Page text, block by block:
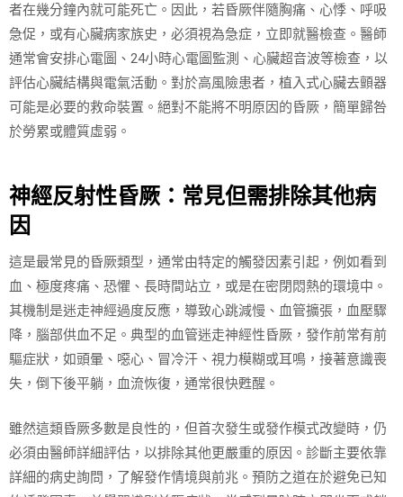
者在幾分鐘內就可能死亡。因此，若昏厥伴隨胸痛、心悸、呼吸
急促，或有心臟病家族史，必須視為急症，立即就醫檢查。醫師
通常會安排心電圖、24小時心電圖監測、心臟超音波等檢查，以
評估心臟結構與電氣活動。對於高風險患者，植入式心臟去顫器
可能是必要的救命裝置。絕對不能將不明原因的昏厥，簡單歸咎
於勞累或體質虛弱。
神經反射性昏厥：常見但需排除其他病
因
這是最常見的昏厥類型，通常由特定的觸發因素引起，例如看到
血、極度疼痛、恐懼、長時間站立，或是在密閉悶熱的環境中。
其機制是迷走神經過度反應，導致心跳減慢、血管擴張，血壓驟
降，腦部供血不足。典型的血管迷走神經性昏厥，發作前常有前
驅症狀，如頭暈、噁心、冒冷汗、視力模糊或耳鳴，接著意識喪
失，倒下後平躺，血流恢復，通常很快甦醒。
雖然這類昏厥多數是良性的，但首次發生或發作模式改變時，仍
必須由醫師詳細評估，以排除其他更嚴重的原因。診斷主要依靠
詳細的病史詢問，了解發作情境與前兆。預防之道在於避免已知